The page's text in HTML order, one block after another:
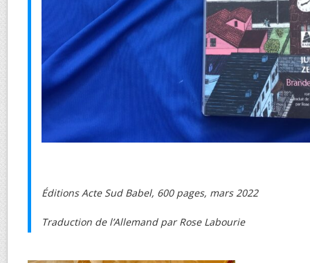
Éditions Acte Sud Babel, 600 pages, mars 2022
Traduction de l’Allemand par Rose Labourie